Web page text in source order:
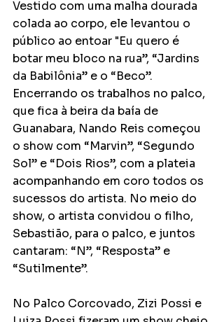
Vestido com uma malha dourada
colada ao corpo, ele levantou o
público ao entoar "Eu quero é
botar meu bloco na rua”, “Jardins
da Babilônia” e o “Beco”.
Encerrando os trabalhos no palco,
que fica à beira da baía de
Guanabara, Nando Reis começou
o show com “Marvin”, “Segundo
Sol” e “Dois Rios”, com a plateia
acompanhando em coro todos os
sucessos do artista. No meio do
show, o artista convidou o filho,
Sebastião, para o palco, e juntos
cantaram: “N”, “Resposta” e
“Sutilmente”.
No Palco Corcovado, Zizi Possi e